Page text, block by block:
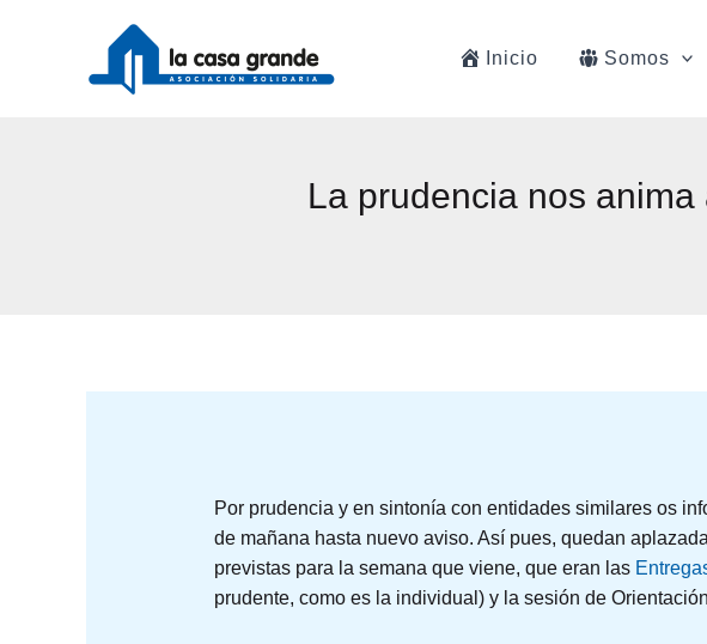
Inicio Somos
La prudencia nos
Por prudencia y en sintonía con entidades similares os
de mañana hasta nuevo aviso. Así pues, quedan
previstas para la semana que viene, que eran las
prudente, como es la individual) y la sesión de